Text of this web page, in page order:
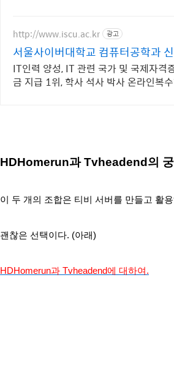
http://www.iscu.ac.kr 광고
서울사이버대학교 컴퓨터공학과
IT인력 양성, IT 관련 국가 및 국제자격
금 지급 1위, 학사 석사 박사 온라인복
HDHomerun과 Tvheadend의
이 두 개의 조합은 티비 서버를 만들고 활
괜찮은 선택이다. (아래)
HDHomerun과 Tvheadend에 대하여.